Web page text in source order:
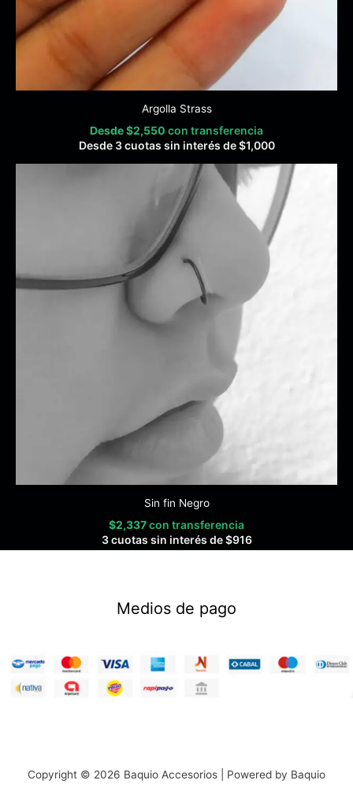
Argolla Strass
Desde$2,550 con transferencia
Desde 3 cuotas sin interés de$1,000
Sin fin Negro
$2,337con transferencia
3 cuotas sin interés de$916
Medios de pago
Copyright © 2026 Baquio Accesorios | Powered by Baquio